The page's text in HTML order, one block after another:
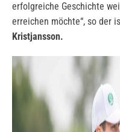
erfolgreiche Geschichte
erreichen möchte“, so der
Kristjansson.